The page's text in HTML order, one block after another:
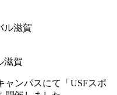
滋賀
ャンパスにて「USFスポ